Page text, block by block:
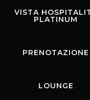
VISTA
PLATINUM
PRENOTAZIONE
LOUNGE
sua protezione
insetti
rilevanza al fine
equilibrio del
sorprese non
i cordoli di